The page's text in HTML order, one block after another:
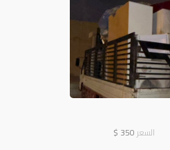
السعر 350
$